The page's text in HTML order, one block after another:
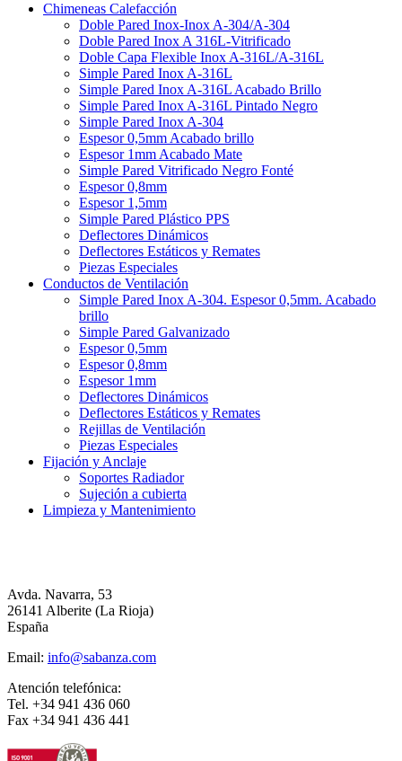
Chimeneas Calefacción
Doble Pared Inox-Inox A-304/A-304
Doble Pared Inox A 316L-Vitrificado
Doble Capa Flexible Inox A-316L/A-316L
Simple Pared Inox A-316L
Simple Pared Inox A-316L Acabado Brillo
Simple Pared Inox A-316L Pintado Negro
Simple Pared Inox A-304
Espesor 0,5mm Acabado brillo
Espesor 1mm Acabado Mate
Simple Pared Vitrificado Negro Fonté
Espesor 0,8mm
Espesor 1,5mm
Simple Pared Plástico PPS
Deflectores Dinámicos
Deflectores Estáticos y Remates
Piezas Especiales
Conductos de Ventilación
Simple Pared Inox A-304. Espesor 0,5mm. Acabado
brillo
Simple Pared Galvanizado
Espesor 0,5mm
Espesor 0,8mm
Espesor 1mm
Deflectores Dinámicos
Deflectores Estáticos y Remates
Rejillas de Ventilación
Piezas Especiales
Fijación y Anclaje
Soportes Radiador
Sujeción a cubierta
Limpieza y Mantenimiento
Avda. Navarra, 53
26141 Alberite (La Rioja)
España
Email: info@sabanza.com
Atención telefónica:
Tel. +34 941 436 060
Fax +34 941 436 441